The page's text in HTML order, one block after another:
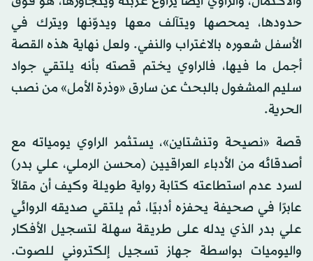
حدودها، يمحصها ويتآلف معها ويدوّنها ويترك في
الأسفل شعوره بالاغتراب والنفي. ولعل نهاية هذه القصة
أجمل ما فيها، فالراوي يختم قصته بأنه يلتقي جواد
سليم المشغول بالبحث عن سارق «وذرة الأمل» من نصب
الحرية.
قصة «نصيحة وتنشتاين»، يستثمر الراوي يومياته مع
أصدقائه من الأدباء العراقيين (محسن الرملي، علي بدر)
لسرد عدم استطاعته كتابة رواية طويلة وكيف أن مقالاً
عابرًا في صحيفة يحفزه أدبيًا، ثم يلتقي صديقه الروائي
علي بدر الذي يدله على طريقة سهلة لتسجيل الأفكار
واليوميات بواسطة جهاز تسجيل إلكتروني للصوت.